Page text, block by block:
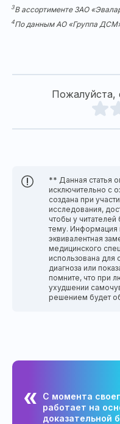
3В ассортименте ЗАО
4По данным АО «Группа ДСМ»
Пожалуйста,
** Данная статья
исключительно с
создана при
исследования,
чтобы у
тему. Информация
эквивалентная
медицинского
использована для
диагноза или
помните, что при
ухудшении
решением будет
С момента
работает на
доказательной